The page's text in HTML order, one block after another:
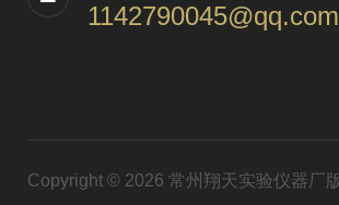
1142790045@qq.com
Copyright © 2026 常州翔天实验仪器厂